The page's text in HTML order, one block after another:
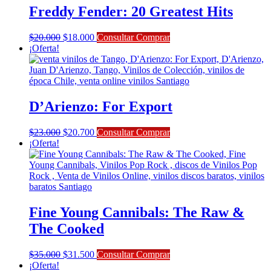
Freddy Fender: 20 Greatest Hits
$20.000 El
original
era:
$20.000.
$18.000El
actual
es:
$18.000.
Consultar Comprar
¡Oferta!
D’Arienzo: For Export
$23.000 El
original
era:
$23.000.
$20.700El
actual
es:
$20.700.
Consultar Comprar
¡Oferta!
Fine Young Cannibals: The Raw &
The Cooked
$35.000 El
$31.500ElConsultar Comprar
¡Oferta!